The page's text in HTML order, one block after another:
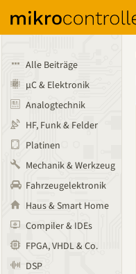
Alle Beiträge
µC & Elektronik
Analogtechnik
HF, Funk & Felder
Platinen
Mechanik & Werkzeug
Fahrzeugelektronik
Haus & Smart Home
Compiler & IDEs
FPGA, VHDL & Co.
DSP